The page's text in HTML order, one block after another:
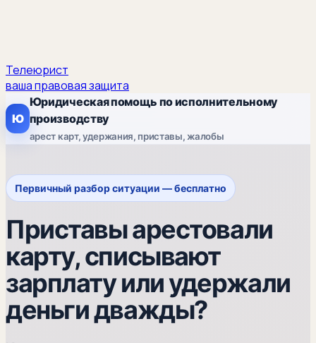
Телеюрист
ваша правовая защита
Ю
Юридическая помощь по исполнительному
производству
арест карт, удержания, приставы, жалобы
Первичный разбор ситуации — бесплатно
Приставы арестовали
карту, списывают
зарплату или удержали
деньги дважды?